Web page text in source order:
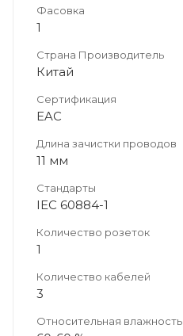
Фасовка
1
Страна Производитель
Китай
Сертификация
EAC
Длина зачистки проводов
11 мм
Стандарты
IEC 60884-1
Количество розеток
1
Количество кабелей
3
Относительная влажность